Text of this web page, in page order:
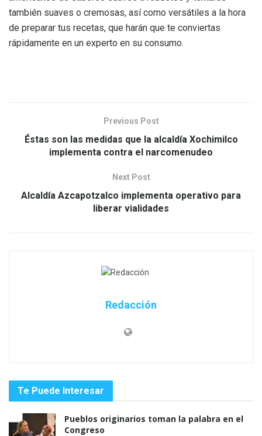
también suaves o cremosas, así como versátiles a la hora
de preparar tus recetas, que harán que te conviertas
rápidamente en un experto en su consumo.
Previous Post
Éstas son las medidas que la alcaldía Xochimilco
implementa contra el narcomenudeo
Next Post
Alcaldía Azcapotzalco implementa operativo para
liberar vialidades
Redacción
Te Puede Interesar
Pueblos originarios toman la palabra en el
Congreso